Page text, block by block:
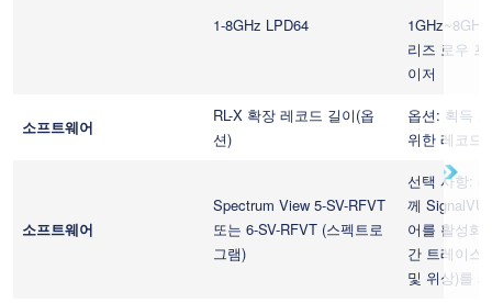
1-8GHz LPD64
리즈 로우
이저
소프트웨어
RL-X 확장 레코드 길이(옵
션)
옵션: 획득
위한 레코드
소프트웨어
Spectrum View 5-SV-RFVT
또는 6-SV-RFVT (스펙트로
그램)
선택 사항:
께 SignalVU
어를 활성화
간 트레이스
및 위상)를